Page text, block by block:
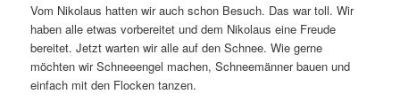
Vom Nikolaus hatten wir auch schon Besuch. Das war toll. Wir
haben alle etwas vorbereitet und dem Nikolaus eine Freude
bereitet. Jetzt warten wir alle auf den Schnee. Wie gerne
möchten wir Schneeengel machen, Schneemänner bauen und
einfach mit den Flocken tanzen.